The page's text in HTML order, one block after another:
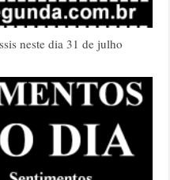
neste dia 31 de julho